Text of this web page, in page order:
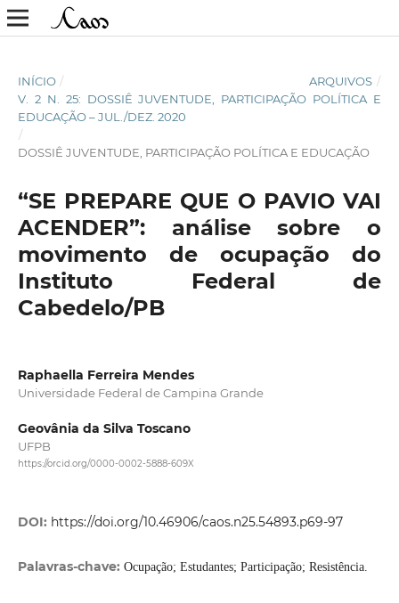
INÍCIO / ARQUIVOS /
V. 2 N. 25: DOSSIÊ JUVENTUDE, PARTICIPAÇÃO POLÍTICA E
EDUCAÇÃO – JUL./DEZ. 2020
/
DOSSIÊ JUVENTUDE, PARTICIPAÇÃO POLÍTICA E EDUCAÇÃO
“SE PREPARE QUE O PAVIO VAI
ACENDER”: análise sobre o
movimento de ocupação do
Instituto Federal de
Cabedelo/PB
Raphaella Ferreira Mendes
Universidade Federal de Campina Grande
Geovânia da Silva Toscano
UFPB
https://orcid.org/0000-0002-5888-609X
DOI: https://doi.org/10.46906/caos.n25.54893.p69-97
Palavras-chave: Ocupação; Estudantes; Participação; Resistência.